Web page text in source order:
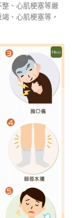
、心肌梗塞等嚴
、心肌梗塞等，